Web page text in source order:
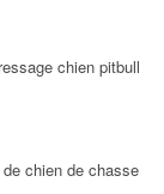
chien pitbull
chien de chasse